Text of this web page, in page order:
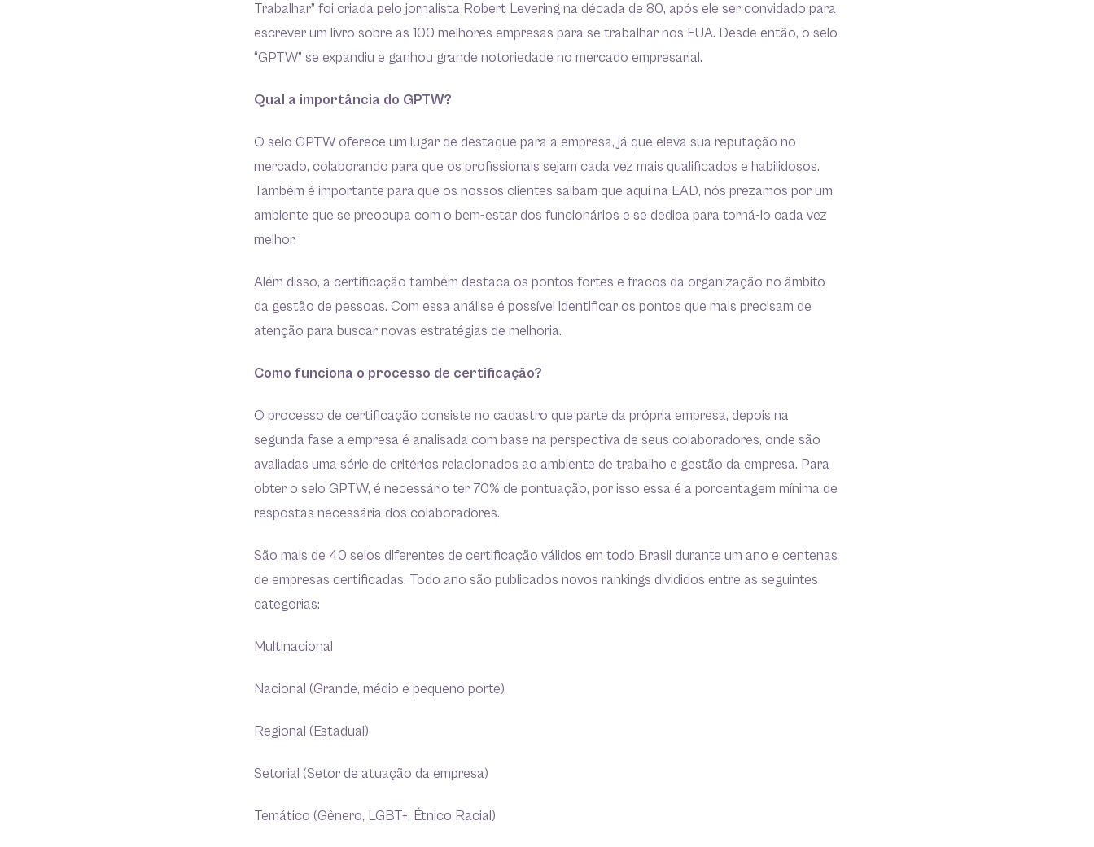
Trabalhar” foi criada pelo jornalista Robert Levering na década de 80, após ele ser convidado para
escrever um livro sobre as 100 melhores empresas para se trabalhar nos EUA. Desde então, o selo
“GPTW” se expandiu e ganhou grande notoriedade no mercado empresarial.
Qual a importância do GPTW?
O selo GPTW oferece um lugar de destaque para a empresa, já que eleva sua reputação no
mercado, colaborando para que os profissionais sejam cada vez mais qualificados e habilidosos.
Também é importante para que os nossos clientes saibam que aqui na EAD, nós prezamos por um
ambiente que se preocupa com o bem-estar dos funcionários e se dedica para torná-lo cada vez
melhor.
Além disso, a certificação também destaca os pontos fortes e fracos da organização no âmbito
da gestão de pessoas. Com essa análise é possível identificar os pontos que mais precisam de
atenção para buscar novas estratégias de melhoria.
Como funciona o processo de certificação?
O processo de certificação consiste no cadastro que parte da própria empresa, depois na
segunda fase a empresa é analisada com base na perspectiva de seus colaboradores, onde são
avaliadas uma série de critérios relacionados ao ambiente de trabalho e gestão da empresa. Para
obter o selo GPTW, é necessário ter 70% de pontuação, por isso essa é a porcentagem mínima de
respostas necessária dos colaboradores.
São mais de 40 selos diferentes de certificação válidos em todo Brasil durante um ano e centenas
de empresas certificadas. Todo ano são publicados novos rankings divididos entre as seguintes
categorias:
Multinacional
Nacional (Grande, médio e pequeno porte)
Regional (Estadual)
Setorial (Setor de atuação da empresa)
Temático (Gênero, LGBT+, Étnico Racial)